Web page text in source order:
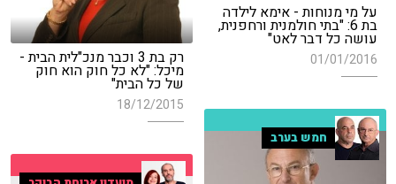
על מי מנוחות - אימא לילדה
בת 6: "בתי חולמנית ורחפנית,
עושה כל דבר לאט"
01/01/2016 רק בת 3 וכבר מנכ"לית הבית -
מיכל: "לא כל חוק הוא חוק
של כל הבית"
18/12/2015
חמש בערב